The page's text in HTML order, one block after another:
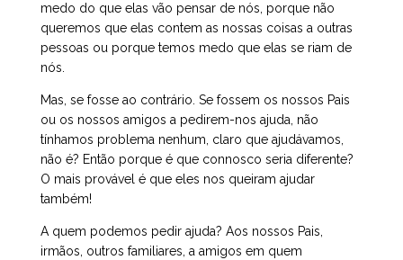
medo do que elas vão pensar de nós, porque não
queremos que elas contem as nossas coisas a outras
pessoas ou porque temos medo que elas se riam de
nós.
Mas, se fosse ao contrário. Se fossem os nossos Pais
ou os nossos amigos a pedirem-nos ajuda, não
tínhamos problema nenhum, claro que ajudávamos,
não é? Então porque é que connosco seria diferente?
O mais provável é que eles nos queiram ajudar
também!
A quem podemos pedir ajuda? Aos nossos Pais,
irmãos, outros familiares, a amigos em quem